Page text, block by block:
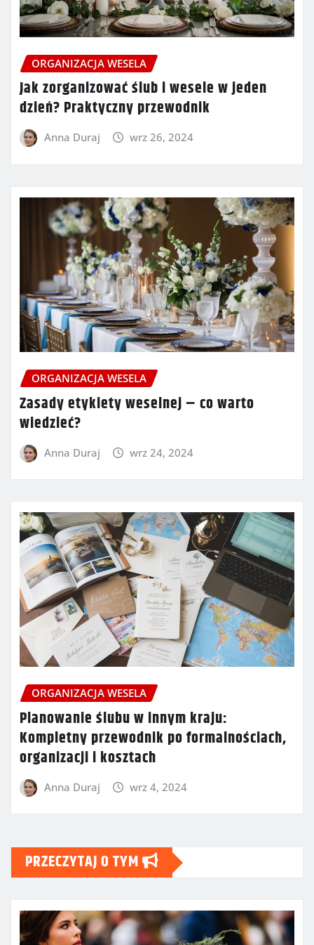
ORGANIZACJA WESELA
Jak zorganizować ślub i wesele w jeden
dzień? Praktyczny przewodnik
Anna Duraj wrz 26, 2024
ORGANIZACJA WESELA
Zasady etykiety weselnej – co warto
wiedzieć?
Anna Duraj wrz 24, 2024
ORGANIZACJA WESELA
Planowanie ślubu w innym kraju:
Kompletny przewodnik po formalnościach,
organizacji i kosztach
Anna Duraj wrz 4, 2024
PRZECZYTAJ O TYM